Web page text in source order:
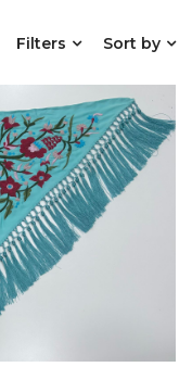
Sort by
Filters